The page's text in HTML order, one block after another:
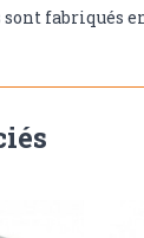
fabriqués